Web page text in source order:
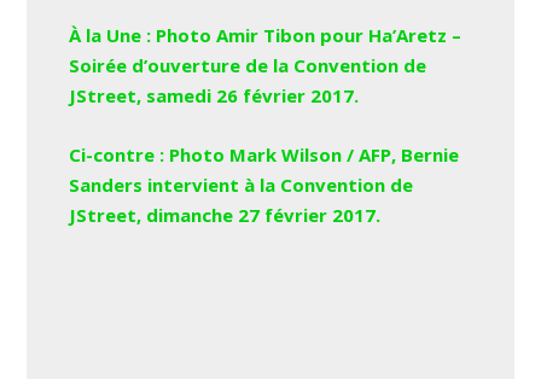
À la Une : Photo Amir Tibon pour Ha’Aretz –
Soirée d’ouverture de la Convention de
JStreet, samedi 26 février 2017.
Ci-contre : Photo Mark Wilson / AFP, Bernie
Sanders intervient à la Convention de
JStreet, dimanche 27 février 2017.